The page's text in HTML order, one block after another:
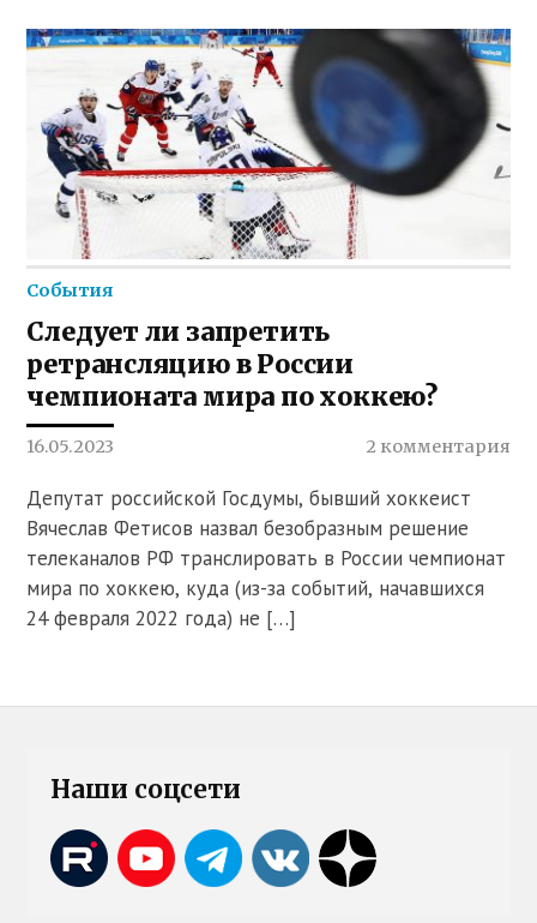
События
Следует ли запретить
ретрансляцию в России
чемпионата мира по хоккею?
16.05.2023 2 комментария
Депутат российской Госдумы, бывший хоккеист
Вячеслав Фетисов назвал безобразным решение
телеканалов РФ транслировать в России чемпионат
мира по хоккею, куда (из-за событий, начавшихся
24 февраля 2022 года) не […]
Наши соцсети